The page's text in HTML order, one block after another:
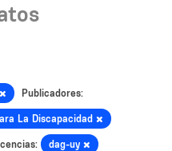
Publicadores:
La Discapacidad
dag-uy